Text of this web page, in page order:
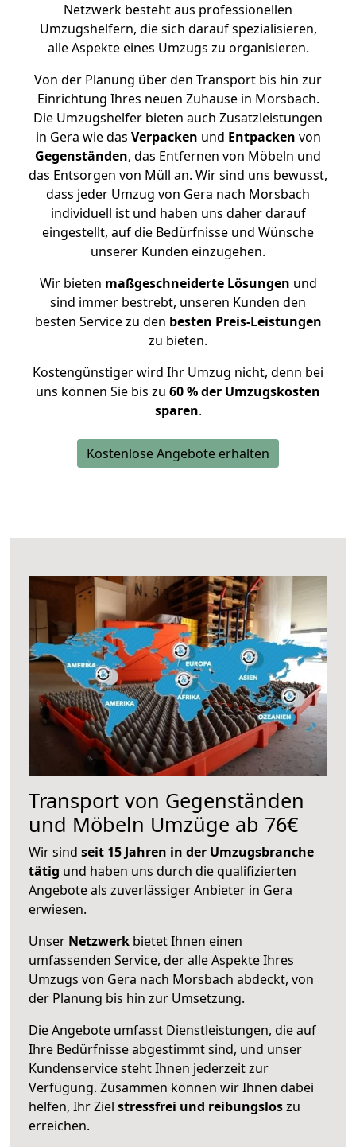
Netzwerk besteht aus professionellen
Umzugshelfern, die sich darauf spezialisieren,
alle Aspekte eines Umzugs zu organisieren.
Von der Planung über den Transport bis hin zur
Einrichtung Ihres neuen Zuhause in Morsbach.
Die Umzugshelfer bieten auch Zusatzleistungen
in Gera wie das Verpacken und Entpacken von
Gegenständen, das Entfernen von Möbeln und
das Entsorgen von Müll an. Wir sind uns bewusst,
dass jeder Umzug von Gera nach Morsbach
individuell ist und haben uns daher darauf
eingestellt, auf die Bedürfnisse und Wünsche
unserer Kunden einzugehen.
Wir bieten maßgeschneiderte Lösungen und
sind immer bestrebt, unseren Kunden den
besten Service zu den besten Preis-Leistungen
zu bieten.
Kostengünstiger wird Ihr Umzug nicht, denn bei
uns können Sie bis zu 60 % der Umzugskosten
sparen.
Kostenlose Angebote erhalten
Transport von Gegenständen
und Möbeln Umzüge ab 76€
Wir sind seit 15 Jahren in der Umzugsbranche
tätig und haben uns durch die qualifizierten
Angebote als zuverlässiger Anbieter in Gera
erwiesen.
Unser Netzwerk bietet Ihnen einen
umfassenden Service, der alle Aspekte Ihres
Umzugs von Gera nach Morsbach abdeckt, von
der Planung bis hin zur Umsetzung.
Die Angebote umfasst Dienstleistungen, die auf
Ihre Bedürfnisse abgestimmt sind, und unser
Kundenservice steht Ihnen jederzeit zur
Verfügung. Zusammen können wir Ihnen dabei
helfen, Ihr Ziel stressfrei und reibungsloszu
erreichen.